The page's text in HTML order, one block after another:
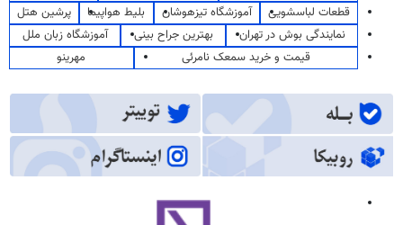
قطعات لباسشویی
آموزشگاه تیزهوشان بلیط هواپیما
پرشین هتل
نمایندگی بوش در تهران
بهترین جراح بینی
آموزشگاه زبان ملل
قیمت و خرید سمعک نامرئی
مهرینو